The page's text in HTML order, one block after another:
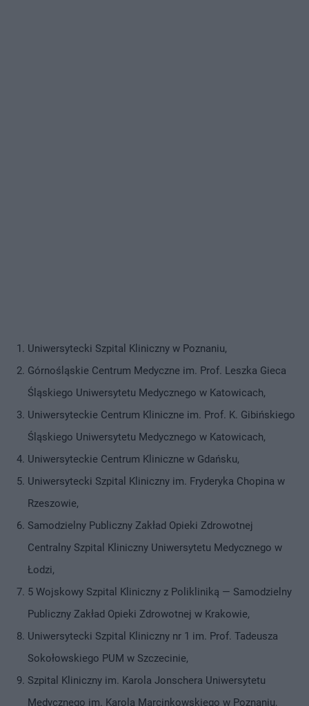
Uniwersytecki Szpital Kliniczny w Poznaniu,
Górnośląskie Centrum Medyczne im. Prof. Leszka Gieca
Śląskiego Uniwersytetu Medycznego w Katowicach,
Uniwersyteckie Centrum Kliniczne im. Prof. K. Gibińskiego
Śląskiego Uniwersytetu Medycznego w Katowicach,
Uniwersyteckie Centrum Kliniczne w Gdańsku,
Uniwersytecki Szpital Kliniczny im. Fryderyka Chopina w
Rzeszowie,
Samodzielny Publiczny Zakład Opieki Zdrowotnej
Centralny Szpital Kliniczny Uniwersytetu Medycznego w
Łodzi,
5 Wojskowy Szpital Kliniczny z Polikliniką — Samodzielny
Publiczny Zakład Opieki Zdrowotnej w Krakowie,
Uniwersytecki Szpital Kliniczny nr 1 im. Prof. Tadeusza
Sokołowskiego PUM w Szczecinie,
Szpital Kliniczny im. Karola Jonschera Uniwersytetu
Medycznego im. Karola Marcinkowskiego w Poznaniu,